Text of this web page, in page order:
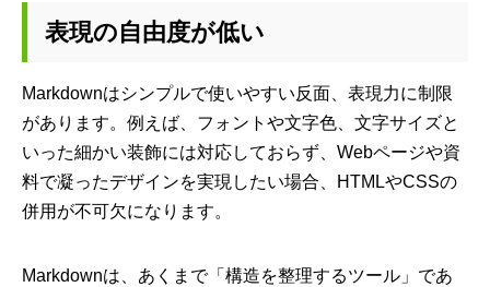
表現の自由度が低い
Markdownはシンプルで使いやすい反面、表現力に制限
があります。例えば、フォントや文字色、文字サイズと
いった細かい装飾には対応しておらず、Webページや資
料で凝ったデザインを実現したい場合、HTMLやCSSの
併用が不可欠になります。
Markdownは、あくまで「構造を整理するツール」であ